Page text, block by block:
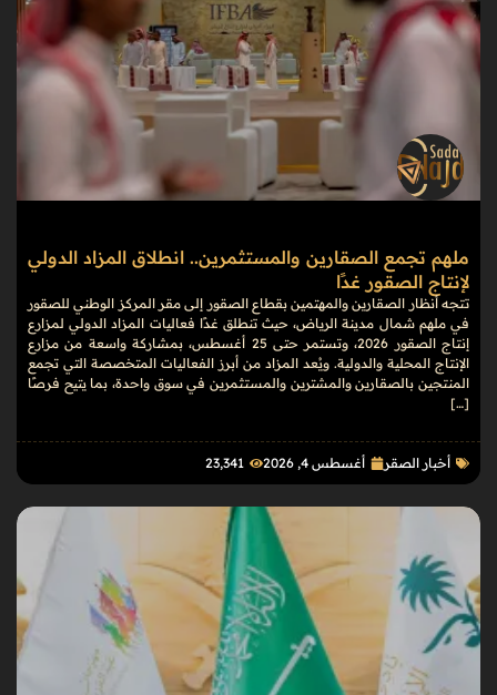
ملهم تجمع الصقارين والمستثمرين.. انطلاق المزاد الدولي
لإنتاج الصقور غدًا
تتجه أنظار الصقارين والمهتمين بقطاع الصقور إلى مقر المركز الوطني للصقور
في ملهم شمال مدينة الرياض، حيث تنطلق غدًا فعاليات المزاد الدولي لمزارع
إنتاج الصقور 2026، وتستمر حتى 25 أغسطس، بمشاركة واسعة من مزارع
الإنتاج المحلية والدولية. ويُعد المزاد من أبرز الفعاليات المتخصصة التي تجمع
المنتجين بالصقارين والمشترين والمستثمرين في سوق واحدة، بما يتيح فرصًا
[…]
أخبار الصقر أغسطس 4, 2026 23٬341